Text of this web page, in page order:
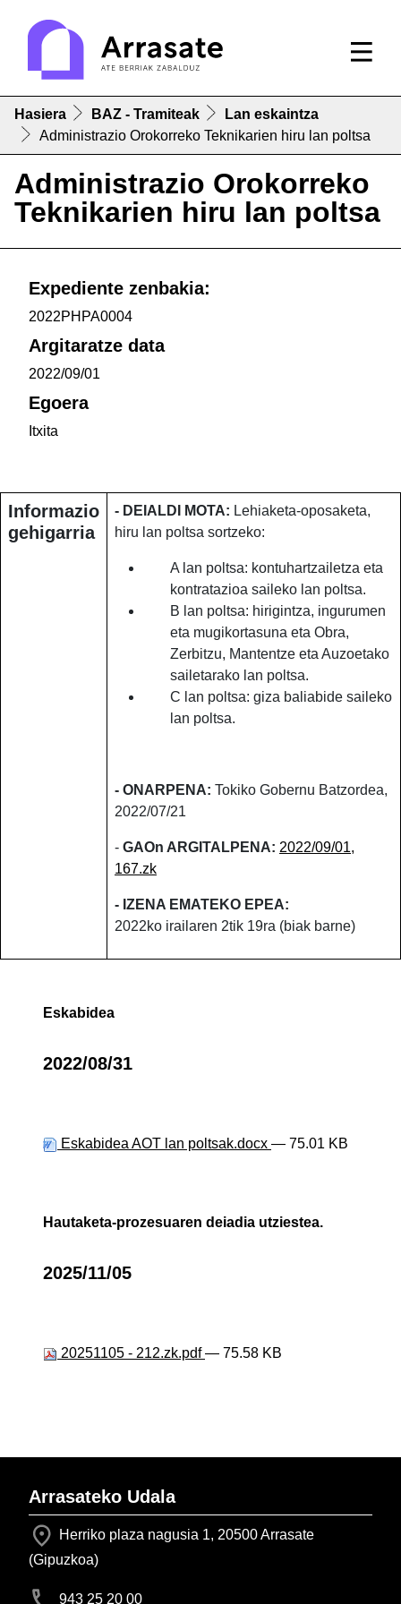
Hasiera BAZ - Tramiteak
Lan eskaintza
Administrazio Orokorreko Teknikarien hiru lan poltsa
Administrazio Orokorreko
Teknikarien hiru lan poltsa
Expediente zenbakia:
2022PHPA0004
Argitaratze data
2022/09/01
Egoera
Itxita
Informazio
gehigarria
- DEIALDI MOTA: Lehiaketa-oposaketa,
hiru lan poltsa sortzeko:
A lan poltsa: kontuhartzailetza eta
kontratazioa saileko lan poltsa.
B lan poltsa: hirigintza, ingurumen
eta mugikortasuna eta Obra,
Zerbitzu, Mantentze eta Auzoetako
sailetarako lan poltsa.
C lan poltsa: giza baliabide saileko
lan poltsa.
- ONARPENA: Tokiko Gobernu Batzordea,
2022/07/21
- GAOn ARGITALPENA: 2022/09/01,
167.zk
- IZENA EMATEKO EPEA:
2022ko irailaren 2tik 19ra (biak barne)
Eskabidea
2022/08/31
Eskabidea AOT lan poltsak.docx — 75.01 KB
Hautaketa-prozesuaren deiadia utziestea.
2025/11/05
20251105 - 212.zk.pdf— 75.58 KB
Arrasateko Udala
Herriko plaza nagusia 1, 20500 Arrasate
(Gipuzkoa)
943 25 20 00